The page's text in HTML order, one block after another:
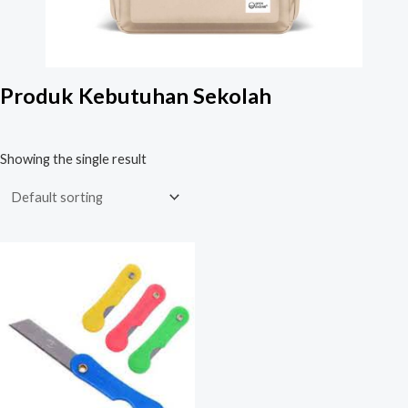
Produk Kebutuhan Sekolah
Showing the single result